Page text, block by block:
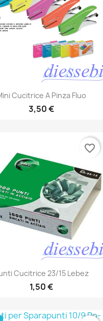
Anteprima
Cucitrice A Pinza Fluo
3,50 €
Anteprima
Cucitrice 23/15 Lebez
1,50 €
favorite_border